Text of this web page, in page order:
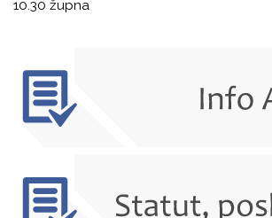
10.30 župna